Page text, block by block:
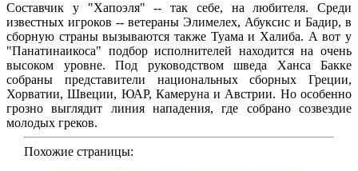
Составчик у "Хапоэля" -- так себе, на любителя. Среди
известных игроков -- ветераны Элимелех, Абуксис и Бадир, в
сборную страны вызываются также Туама и Халиба. А вот у
"Панатинаикоса" подбор исполнителей находится на очень
высоком уровне. Под руководством шведа Ханса Бакке
собраны представители национальных сборных Греции,
Хорватии, Швеции, ЮАР, Камеруна и Австрии. Но особенно
грозно выглядит линия нападения, где собрано созвездие
молодых греков.
Похожие страницы: